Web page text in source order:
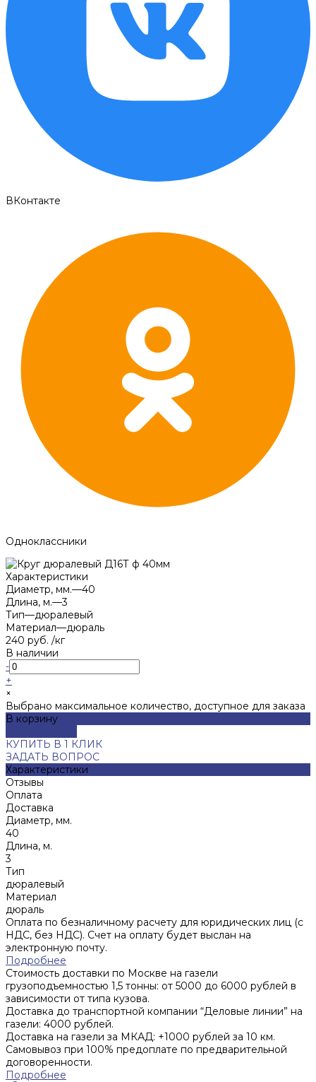
ВКонтакте
Одноклассники
Характеристики
Диаметр, мм.—40
Длина, м.—3
Тип—дюралевый
Материал—дюраль
240 руб. /кг
В наличии
-
+
×
Выбрано максимальное количество, доступное для заказа
В корзину
КУПИТЬ В 1 КЛИК
ЗАДАТЬ ВОПРОС
Характеристики
Отзывы
Оплата
Доставка
Диаметр, мм.
40
Длина, м.
3
Тип
дюралевый
Материал
дюраль
Оплата по безналичному расчету для юридических лиц (с
НДС, без НДС). Счет на оплату будет выслан на
электронную почту.
Подробнее
Стоимость доставки по Москве на газели
грузоподъемностью 1,5 тонны: от 5000 до 6000 рублей в
зависимости от типа кузова.
Доставка до транспортной компании “Деловые линии” на
газели: 4000 рублей.
Доставка на газели за МКАД: +1000 рублей за 10 км.
Самовывоз при 100% предоплате по предварительной
договоренности.
Подробнее